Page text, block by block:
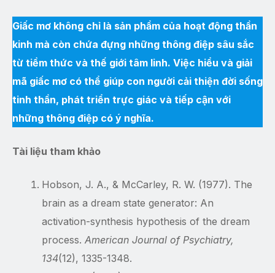
Giấc mơ không chỉ là sản phẩm của hoạt động thần
kinh mà còn chứa đựng những thông điệp sâu sắc
từ tiềm thức và thế giới tâm linh. Việc hiểu và giải
mã giấc mơ có thể giúp con người cải thiện đời sống
tinh thần, phát triển trực giác và tiếp cận với
những thông điệp có ý nghĩa.
Tài liệu tham khảo
Hobson, J. A., & McCarley, R. W. (1977). The
brain as a dream state generator: An
activation-synthesis hypothesis of the dream
process. American Journal of Psychiatry,
134(12), 1335-1348.